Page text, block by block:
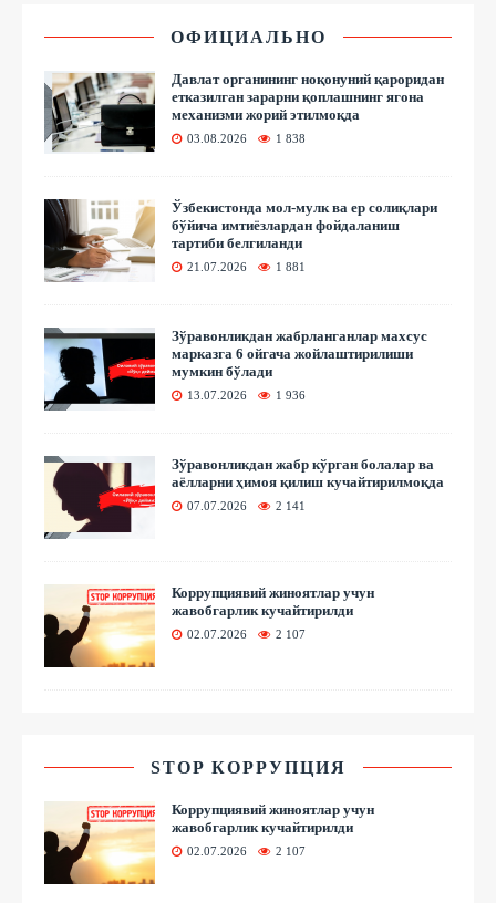
ОФИЦИАЛЬНО
Давлат органининг ноқонуний қароридан
етказилган зарарни қоплашнинг ягона
механизми жорий этилмоқда
03.08.2026 1 838
Ўзбекистонда мол-мулк ва ер солиқлари
бўйича имтиёзлардан фойдаланиш
тартиби белгиланди
21.07.2026 1 881
Зўравонликдан жабрланганлар махсус
марказга 6 ойгача жойлаштирилиши
мумкин бўлади
13.07.2026 1 936
Зўравонликдан жабр кўрган болалар ва
аёлларни ҳимоя қилиш кучайтирилмоқда
07.07.2026 2 141
Коррупциявий жиноятлар учун
жавобгарлик кучайтирилди
02.07.2026 2 107
STOP КОРРУПЦИЯ
Коррупциявий жиноятлар учун
жавобгарлик кучайтирилди
02.07.2026 2 107